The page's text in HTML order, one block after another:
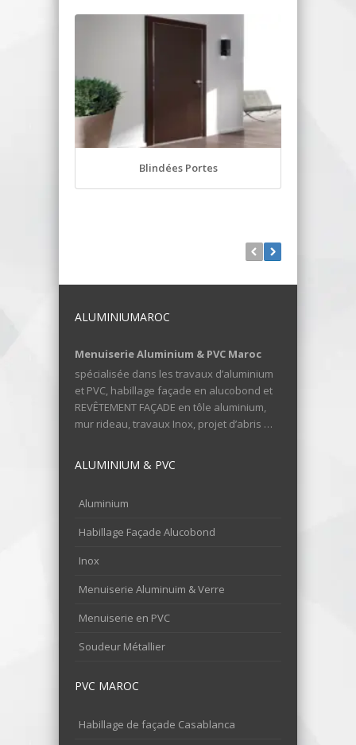
Blindées Portes
ALUMINIUMAROC
Menuiserie Aluminium & PVC Maroc
spécialisée dans les travaux d’aluminium
et PVC, habillage façade en alucobond et
REVÊTEMENT FAÇADE en tôle aluminium,
mur rideau, travaux Inox, projet d’abris …
ALUMINIUM & PVC
Aluminium
Habillage Façade Alucobond
Inox
Menuiserie Aluminuim & Verre
Menuiserie en PVC
Soudeur Métallier
PVC MAROC
Habillage de façade Casablanca